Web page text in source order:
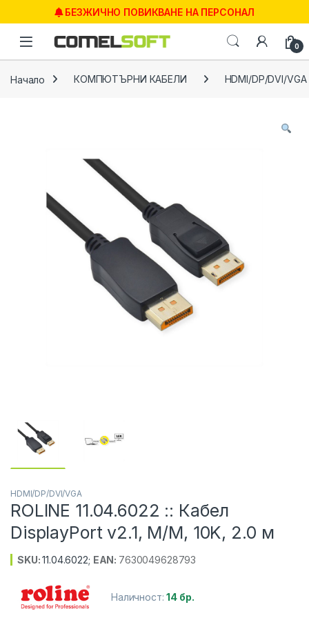
Skip to navigation
Skip to contentБЕЗЖИЧНО ПОВИКВАНЕ НА ПЕРСОНАЛ
0
Начало КОМПЮТЪРНИ КАБЕЛИ HDMI/DP/DVI/VGA
HDMI/DP/DVI/VGA
ROLINE 11.04.6022 :: Кабел
DisplayPort v2.1, M/M, 10K, 2.0 м
SKU:11.04.6022; EAN: 7630049628793
Наличност:14 бр.